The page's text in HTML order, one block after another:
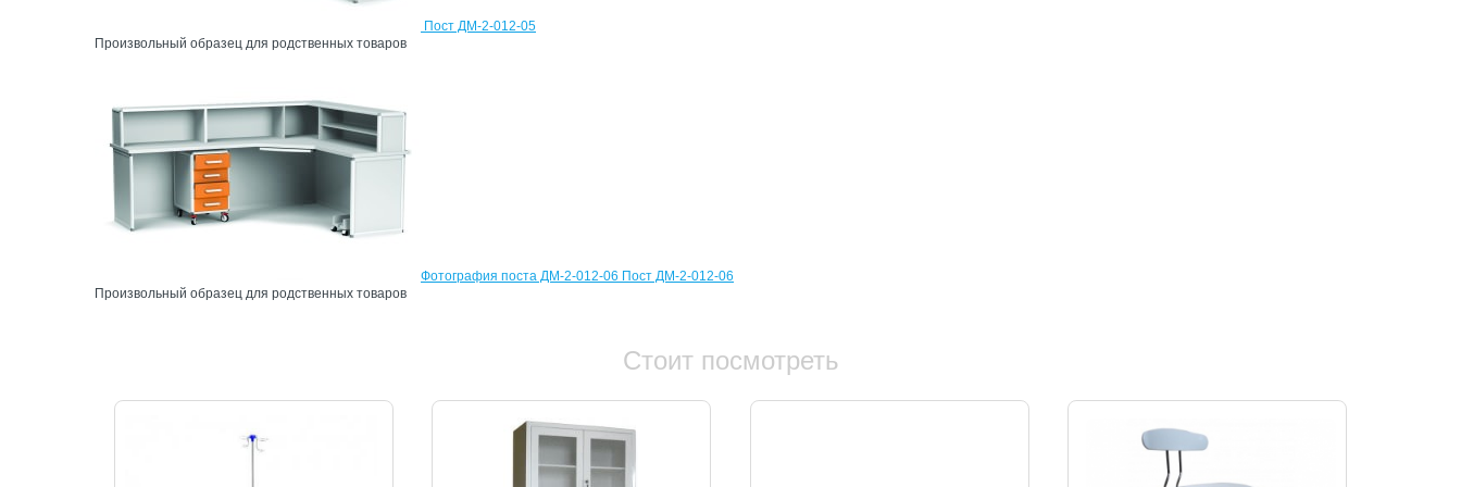
Пост ДМ-2-012-05
Произвольный образец для родственных товаров
Фотография поста ДМ-2-012-06 Пост ДМ-2-012-06
Произвольный образец для родственных товаров
Стоит посмотреть